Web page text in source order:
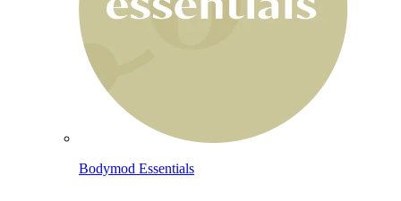
Bodymod Essentials